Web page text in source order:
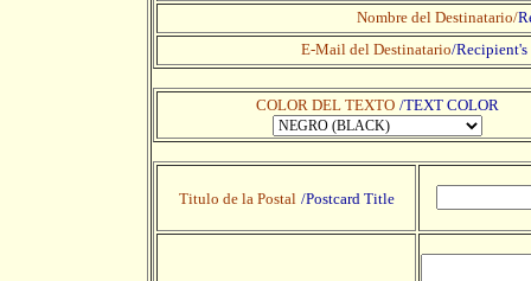
Nombre del Destinatario/
E-Mail del Destinatario/
COLOR DEL TEXTO /TEXT COLOR
Titulo de la Postal /Postcard Title